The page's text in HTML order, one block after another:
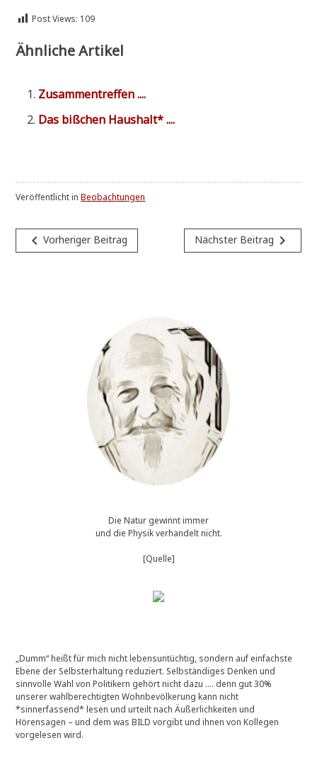
Post Views: 109
Ähnliche Artikel
Zusam­men­tref­fen ....
Das biß­chen Haushalt* ....
Veröffentlicht inBeobachtungen
Beitragsnavigation
navigate_beforeVorheriger Beitrag Nächster Beitrag navigate_next
Die Natur gewinnt immer
und die Physik verhandelt nicht.
[Quelle]
„Dumm“ heißt für mich nicht lebensuntüchtig, sondern auf einfachste
Ebene der Selbsterhaltung reduziert. Selbständiges Denken und
sinnvolle Wahl von Politikern gehört nicht dazu …. denn gut 30%
unserer wahlberechtigten Wohnbevölkerung kann nicht
*sinnerfassend* lesen und urteilt nach Äußerlichkeiten und
Hörensagen – und dem was BILD vorgibt und ihnen von Kollegen
vorgelesen wird.